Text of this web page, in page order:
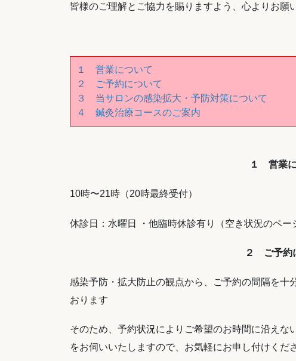
皆様のご理解とご協力を賜りますよう、心よりお願
１ 営業について
２ ご予約について
３ 当サロンの感染拡大・予防対策について
４ 鍼灸治療コースのご案内
１ 営業
10時〜21時（20時最終受付）
休診日：水曜日 ・他臨時休診有り（空き状況のペー
２ ご予約
感染予防・拡大防止の観点から、ご予約の間隔を十
おります
そのため、予約状況によりご希望のお時間に沿え
をお伺いいたしますので、お気軽にお申し付けくだ